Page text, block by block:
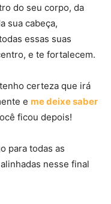
do seu corpo, da
sua cabeça,
essas suas
e te fortalecem.
certeza que irá
e me deixe saber
ficou depois!
para todas as
nesse final